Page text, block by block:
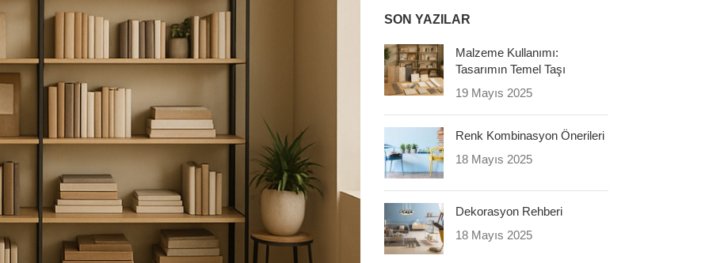
SON YAZILAR
Malzeme Kullanımı:
Tasarımın Temel Taşı
19 Mayıs 2025
Renk Kombinasyon Önerileri
18 Mayıs 2025
Dekorasyon Rehberi
18 Mayıs 2025